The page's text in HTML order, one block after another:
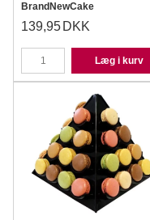
BrandNewCake
139,95 DKK
Læg i kurv